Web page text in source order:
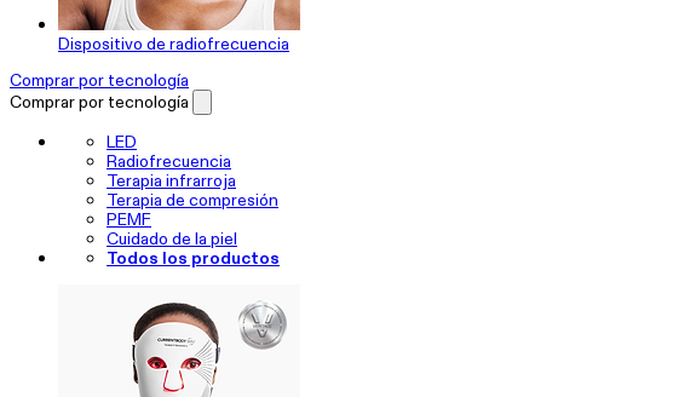
Dispositivo de radiofrecuencia
Comprar por tecnología
Comprar por tecnología
LED
Radiofrecuencia
Terapia infrarroja
Terapia de compresión
PEMF
Cuidado de la piel
Todos los productos